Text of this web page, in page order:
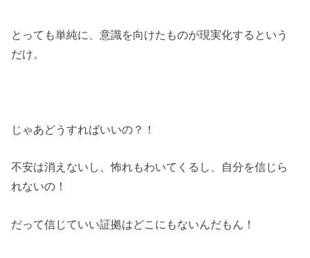
とっても単純に、意識を向けたものが現実化するという
だけ。
じゃあどうすればいいの？！
不安は消えないし、怖れもわいてくるし、自分を信じら
れないの！
だって信じていい証拠はどこにもないんだもん！